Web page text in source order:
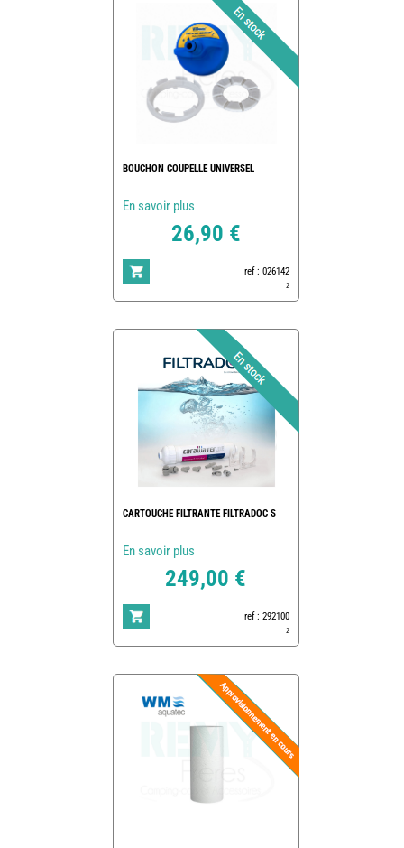
BOUCHON COUPELLE UNIVERSEL
En savoir plus
26,90 €
ref : 026142
2
CARTOUCHE FILTRANTE FILTRADOC S
En savoir plus
249,00 €
ref : 292100
2